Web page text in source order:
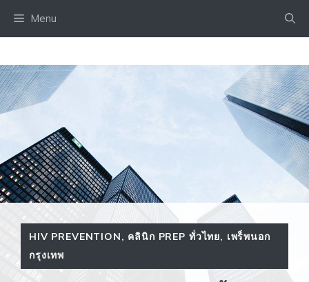
Menu
HIV PREVENTION, คลินิก PREP ทั่วไทย, เพร็พนอก
กรุงเทพ